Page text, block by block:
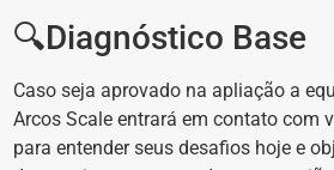
🔍Diagnóstico Base
Caso seja aprovado na apliação a
Arcos Scale entrará em contato com
para entender seus desafios hoje e